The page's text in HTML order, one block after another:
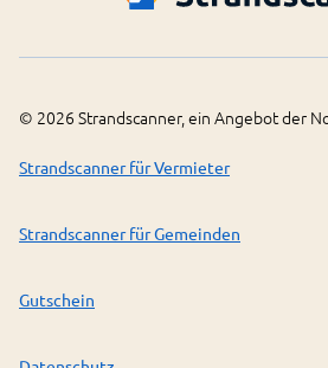
© 2026 Strandscanner, ein Angebot der
Strandscanner für Vermieter
Strandscanner für Gemeinden
Gutschein